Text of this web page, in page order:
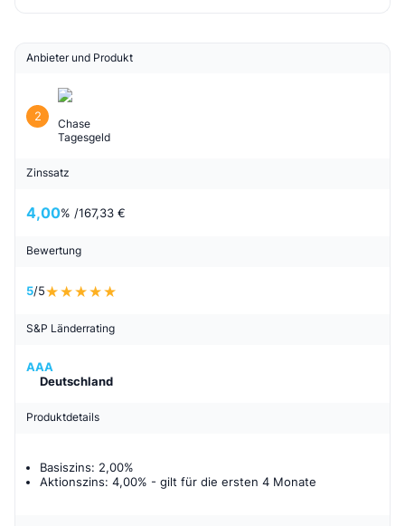
Anbieter und Produkt
2
Chase
Tagesgeld
Zinssatz
4,00% /167,33 €
Bewertung
5/5
S&P Länderrating
AAA
Deutschland
Produktdetails
Basiszins: 2,00%
Aktionszins: 4,00% - gilt für die ersten 4 Monate